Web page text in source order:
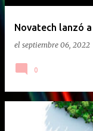
Novatech lanzó
el septiembre 06, 2022
0